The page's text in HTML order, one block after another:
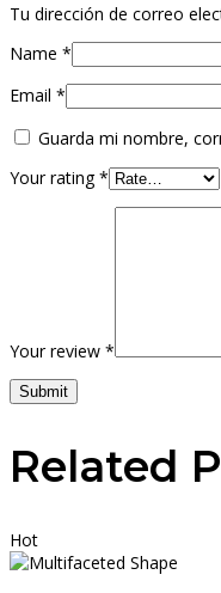
Tu dirección de correo
Name *
Email *
Guarda mi nombre,
Your rating*
Your review *
Submit
Related
Hot